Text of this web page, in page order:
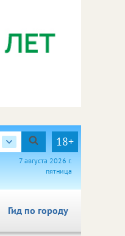
18+
7 августа 2026 г.
пятница
Гид по городу